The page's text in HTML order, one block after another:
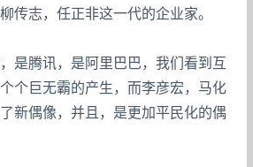
传志，任正非这一代的企业家。
是腾讯，是阿里巴巴，我们看到互
个巨无霸的产生，而李彦宏，马化
新偶像，并且，是更加平民化的偶